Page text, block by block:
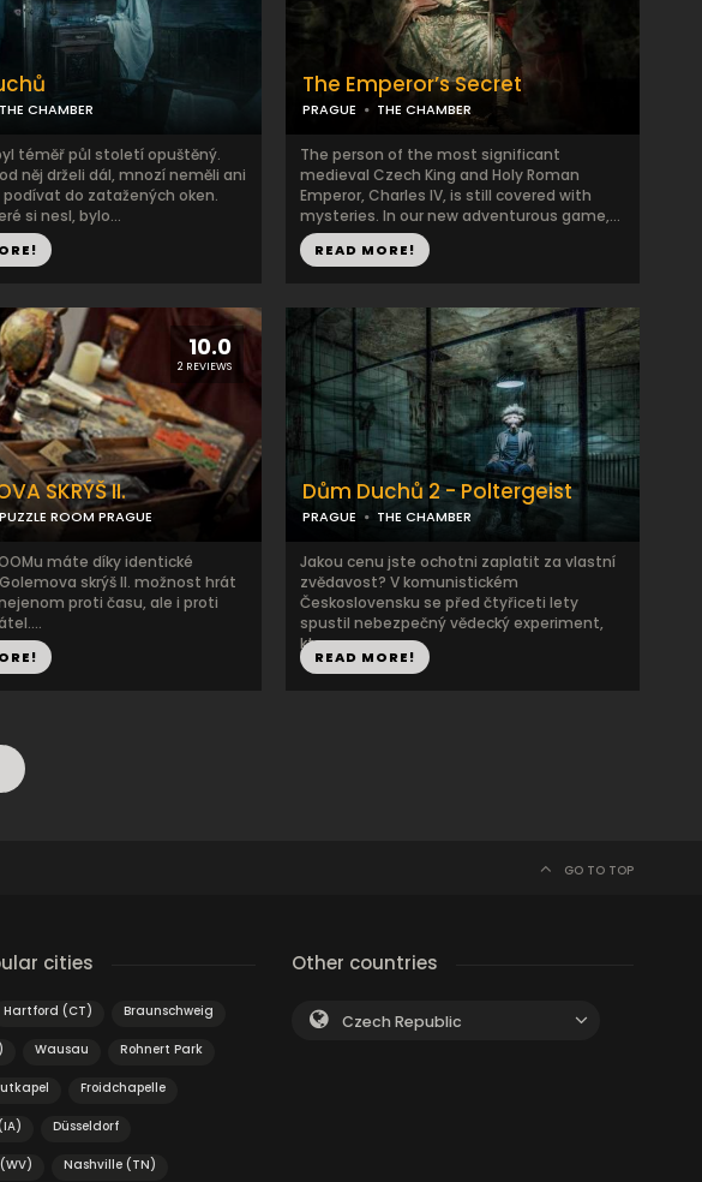
THE CHAMBER
téměř půl století opuštěný.
něj drželi dál, mnozí neměli ani
do zatažených oken.
si nesl, bylo...
The Emperor’s Secret
PRAGUE THE CHAMBER
The person of the most significant
medieval Czech King and Holy Roman
Emperor, Charles IV, is still covered with
mysteries. In our new adventurous game,...
READ MORE!
10.0
2 REVIEWS
SKRÝŠ II.
PUZZLE ROOM PRAGUE
máte díky identické
skrýš II. možnost hrát
proti času, ale i proti
Dům Duchů 2 - Poltergeist
PRAGUE THE CHAMBER
Jakou cenu jste ochotni zaplatit za vlastní
zvědavost? V komunistickém
Československu se před čtyřiceti lety
spustil nebezpečný vědecký experiment,
kter...
READ MORE!
GO TO TOP
cities
Hartford (CT) Braunschweig
Wausau Rohnert Park
Froidchapelle
Düsseldorf
Nashville (TN)
Other countries
Czech Republic